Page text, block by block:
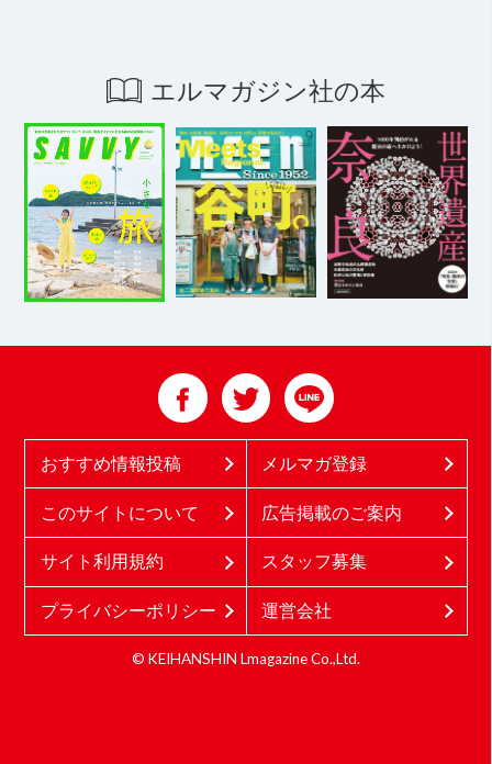
エルマガジン社の本
おすすめ情報投稿 メルマガ登録
このサイトについて 広告掲載のご案内
サイト利用規約 スタッフ募集
プライバシーポリシー 運営会社
© KEIHANSHIN Lmagazine Co.,Ltd.